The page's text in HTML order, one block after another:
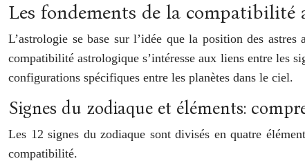
Les fondements de la compatibilité
L’astrologie se base sur l’idée que la position des
compatibilité astrologique s’intéresse aux liens entre les
configurations spécifiques entre les planètes dans le ciel.
Signes du zodiaque et éléments:
Les 12 signes du zodiaque sont divisés en quatre
compatibilité.